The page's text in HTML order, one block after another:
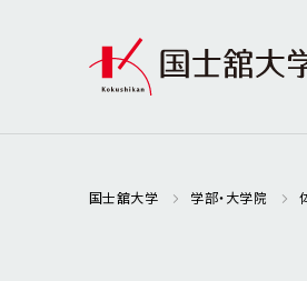
国士舘大学 学部・大学院